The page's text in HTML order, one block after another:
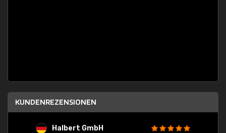
KUNDENREZENSIONEN
Halbert GmbH